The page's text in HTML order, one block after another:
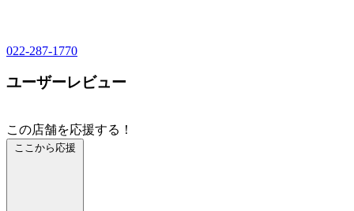
022-287-1770
ユーザーレビュー
この店舗を応援する！
ここから応援